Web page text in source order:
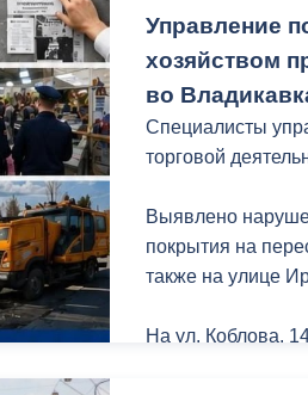
Спасибо за
Именно такие
Управление
хозяйством
во
Специалисты
торговой
Выявлено
покрытия на
также на улице
На ул. Коблова,